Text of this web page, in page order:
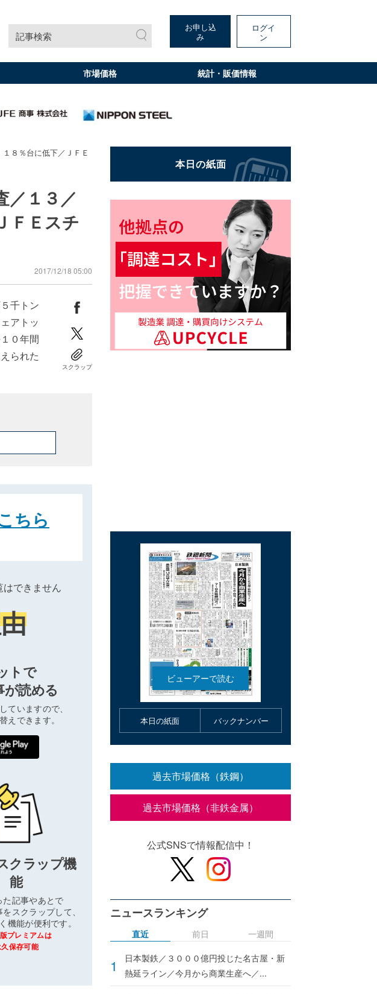
記事検索
お申し込
み
ログイ
ン
市場価格 統計・販価情報
８％台に低下／ＪＦＥ
／１３／
ＦＥスチ
2017/12/18 05:00
千トン
アトッ
０年間
られた
スクラップ
ちら
できません
トで
が読める
ていますので、
えできます。
クラップ機
能
た記事やあとで
スクラップして、
機能が便利です。
プレミアムは
保存可能
本日の紙面 バックナンバー
過去市場価格（鉄鋼）
過去市場価格（非鉄金属）
公式SNSで情報配信中！
ニュースランキング
直近
日本製鉄／３０００億円投じた名古屋・新
熱延ライン／今月から商業生産へ／...
前日 一週間